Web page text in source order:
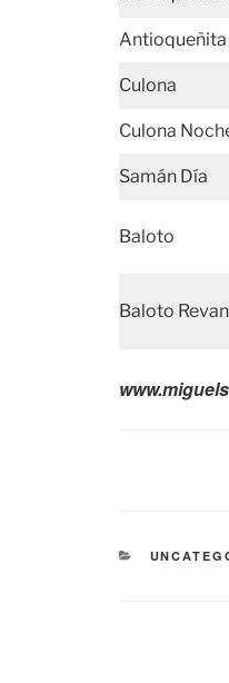
Antioqueñita
Culona
Culona
Samán Día
Baloto
Baloto